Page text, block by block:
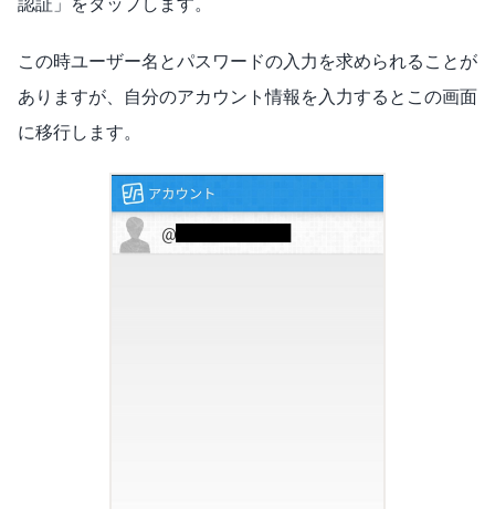
認証」をタップします。
この時ユーザー名とパスワードの入力を求められることが
ありますが、自分のアカウント情報を入力するとこの画面
に移行します。